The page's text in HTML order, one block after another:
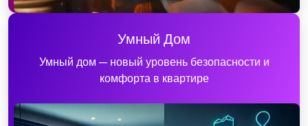
Умный Дом
Умный дом — новый уровень безопасности и
комфорта в квартире